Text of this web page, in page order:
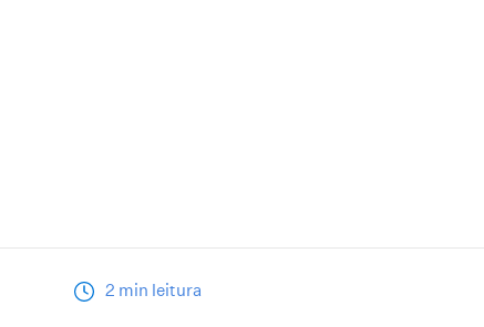
2 min leitura